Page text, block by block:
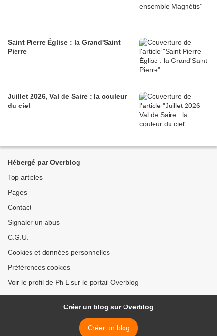
Saint Pierre Église : la Grand'Saint
Pierre
Juillet 2026, Val de Saire : la couleur
du ciel
Hébergé par Overblog
Top articles
Pages
Contact
Signaler un abus
C.G.U.
Cookies et données personnelles
Préférences cookies
Voir le profil de Ph L sur le portail Overblog
Créer un blog sur Overblog
Créer un blog